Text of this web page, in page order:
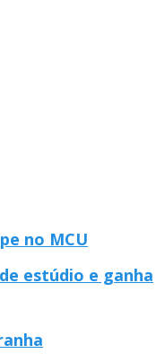
no MCU
estúdio e ganha